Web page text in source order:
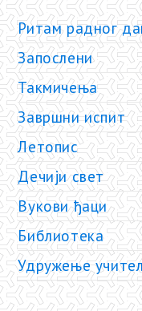
Ритам радног
Запослени
Такмичења
Завршни испит
Летопис
Дечији свет
Вукови ђаци
Библиотека
Удружење